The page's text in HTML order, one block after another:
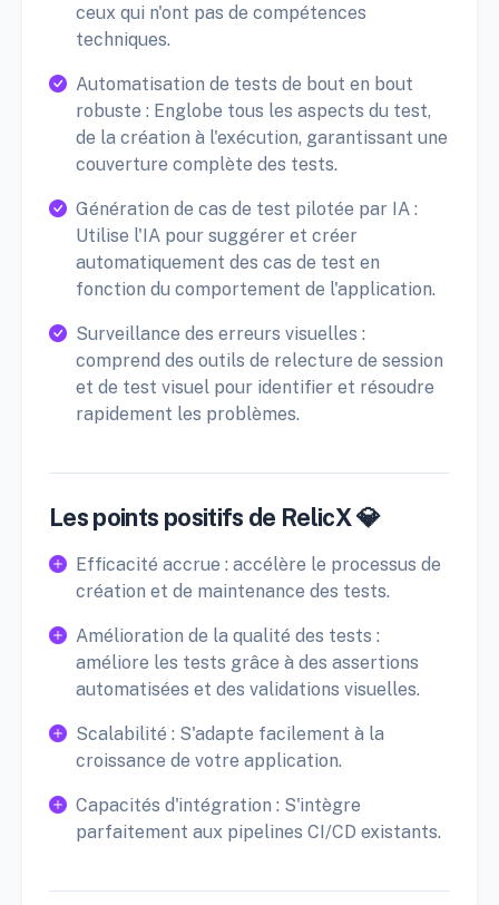
ceux qui n'ont pas de compétences
techniques.
Automatisation de tests de bout en bout
robuste : Englobe tous les aspects du test,
de la création à l'exécution, garantissant une
couverture complète des tests.
Génération de cas de test pilotée par IA :
Utilise l'IA pour suggérer et créer
automatiquement des cas de test en
fonction du comportement de l'application.
Surveillance des erreurs visuelles :
comprend des outils de relecture de session
et de test visuel pour identifier et résoudre
rapidement les problèmes.
Les points positifs de RelicX 💎
Efficacité accrue : accélère le processus de
création et de maintenance des tests.
Amélioration de la qualité des tests :
améliore les tests grâce à des assertions
automatisées et des validations visuelles.
Scalabilité : S'adapte facilement à la
croissance de votre application.
Capacités d'intégration : S'intègre
parfaitement aux pipelines CI/CD existants.